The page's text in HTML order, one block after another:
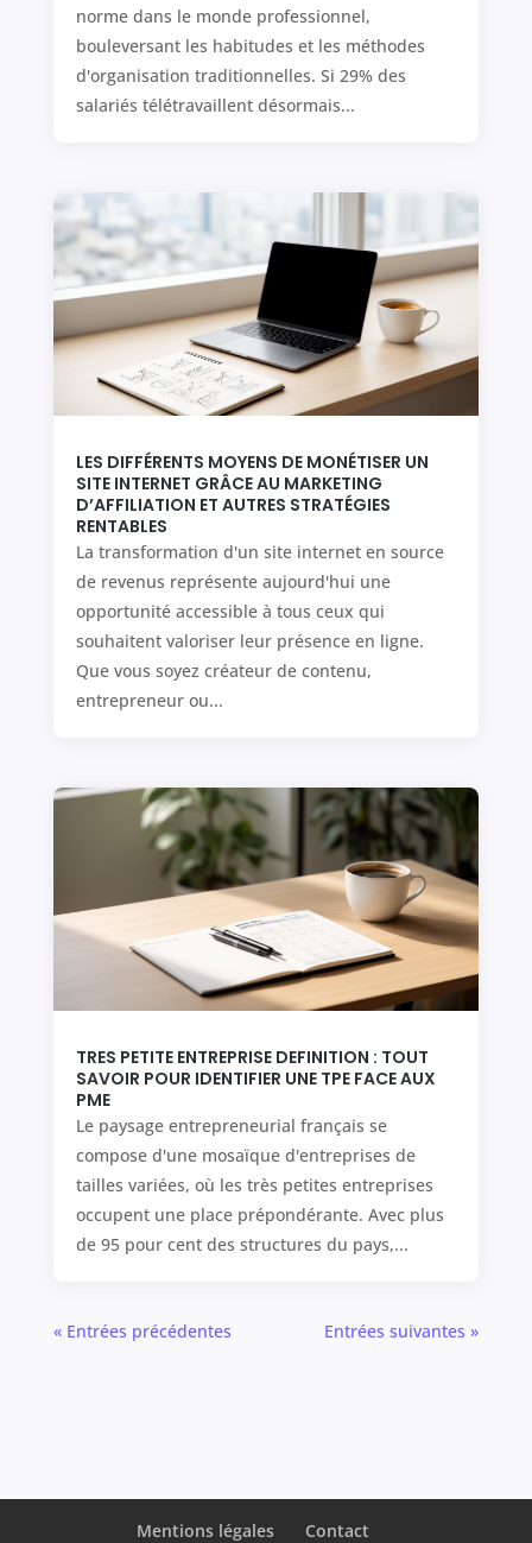
norme dans le monde professionnel,
bouleversant les habitudes et les méthodes
d'organisation traditionnelles. Si 29% des
salariés télétravaillent désormais...
LES DIFFÉRENTS MOYENS DE MONÉTISER UN
SITE INTERNET GRÂCE AU MARKETING
D’AFFILIATION ET AUTRES STRATÉGIES
RENTABLES
La transformation d'un site internet en source
de revenus représente aujourd'hui une
opportunité accessible à tous ceux qui
souhaitent valoriser leur présence en ligne.
Que vous soyez créateur de contenu,
entrepreneur ou...
TRES PETITE ENTREPRISE DEFINITION : TOUT
SAVOIR POUR IDENTIFIER UNE TPE FACE AUX
PME
Le paysage entrepreneurial français se
compose d'une mosaïque d'entreprises de
tailles variées, où les très petites entreprises
occupent une place prépondérante. Avec plus
de 95 pour cent des structures du pays,...
« Entrées précédentes Entrées suivantes »
Mentions légales Contact